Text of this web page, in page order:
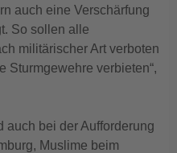
auch eine Verschärfung
So sollen alle
militärischer Art verboten
Sturmgewehre verbieten“,
auch bei der Aufforderung
Muslime beim